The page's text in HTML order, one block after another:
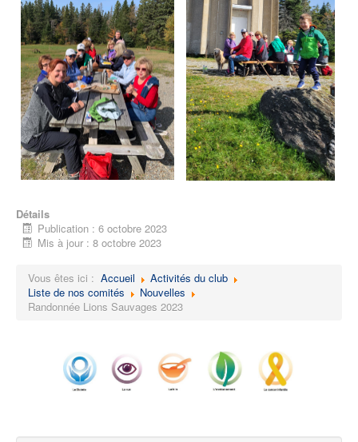
Détails
Publication : 6 octobre 2023
Mis à jour : 8 octobre 2023
Vous êtes ici : Accueil
Activités du club
Liste de nos comités
Nouvelles
Randonnée Lions Sauvages 2023